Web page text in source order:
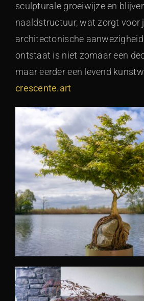
sculpturale groeiwijze en
naaldstructuur, wat zorgt voor
architectonische
ontstaat is niet zomaar een
maar eerder een levend
crescente.art